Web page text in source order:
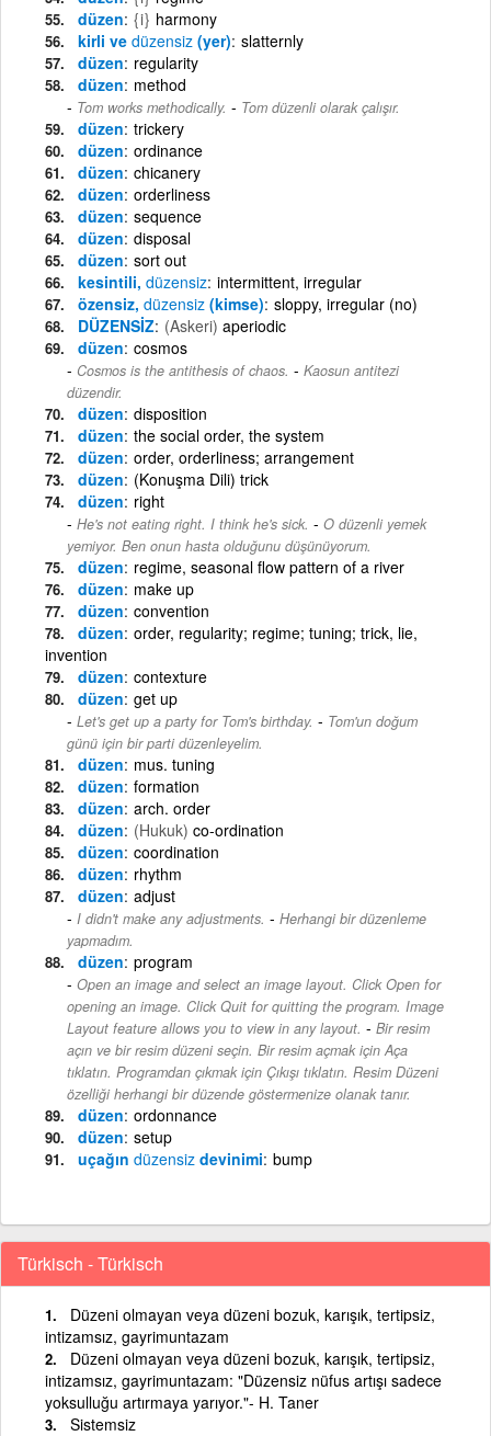
düzen {i} harmony
kirli ve düzensiz (yer) slatternly
düzen regularity
düzen method
Tom works methodically. - Tom düzenli olarak çalışır.
düzen trickery
düzen ordinance
düzen chicanery
düzen orderliness
düzen sequence
düzen disposal
düzen sort out
kesintili, düzensiz intermittent, irregular
özensiz, düzensiz (kimse) sloppy, irregular (no)
DÜZENSİZ (Askeri) aperiodic
düzen cosmos
Cosmos is the antithesis of chaos. - Kaosun antitezi
düzendir.
düzen disposition
düzen the social order, the system
düzen order, orderliness; arrangement
düzen (Konuşma Dili) trick
düzen right
He's not eating right. I think he's sick. - O düzenli yemek
yemiyor. Ben onun hasta olduğunu düşünüyorum.
düzen regime, seasonal flow pattern of a river
düzen make up
düzen convention
düzen order, regularity; regime; tuning; trick, lie,
invention
düzen contexture
düzen get up
Let's get up a party for Tom's birthday. - Tom'un doğum
günü için bir parti düzenleyelim.
düzen mus. tuning
düzen formation
düzen arch. order
düzen (Hukuk) co-ordination
düzen coordination
düzen rhythm
düzen adjust
I didn't make any adjustments. - Herhangi bir düzenleme
yapmadım.
düzen program
Open an image and select an image layout. Click Open for
opening an image. Click Quit for quitting the program. Image
Layout feature allows you to view in any layout. - Bir resim
açın ve bir resim düzeni seçin. Bir resim açmak için Aça
tıklatın. Programdan çıkmak için Çıkışı tıklatın. Resim Düzeni
özelliği herhangi bir düzende göstermenize olanak tanır.
düzen ordonnance
düzen setup
uçağın düzensiz devinimi bump
Türkisch - Türkisch
Düzeni olmayan veya düzeni bozuk, karışık, tertipsiz,
intizamsız, gayrimuntazam
Düzeni olmayan veya düzeni bozuk, karışık, tertipsiz,
intizamsız, gayrimuntazam: "Düzensiz nüfus artışı sadece
yoksulluğu artırmaya yarıyor."- H. Taner
Sistemsiz